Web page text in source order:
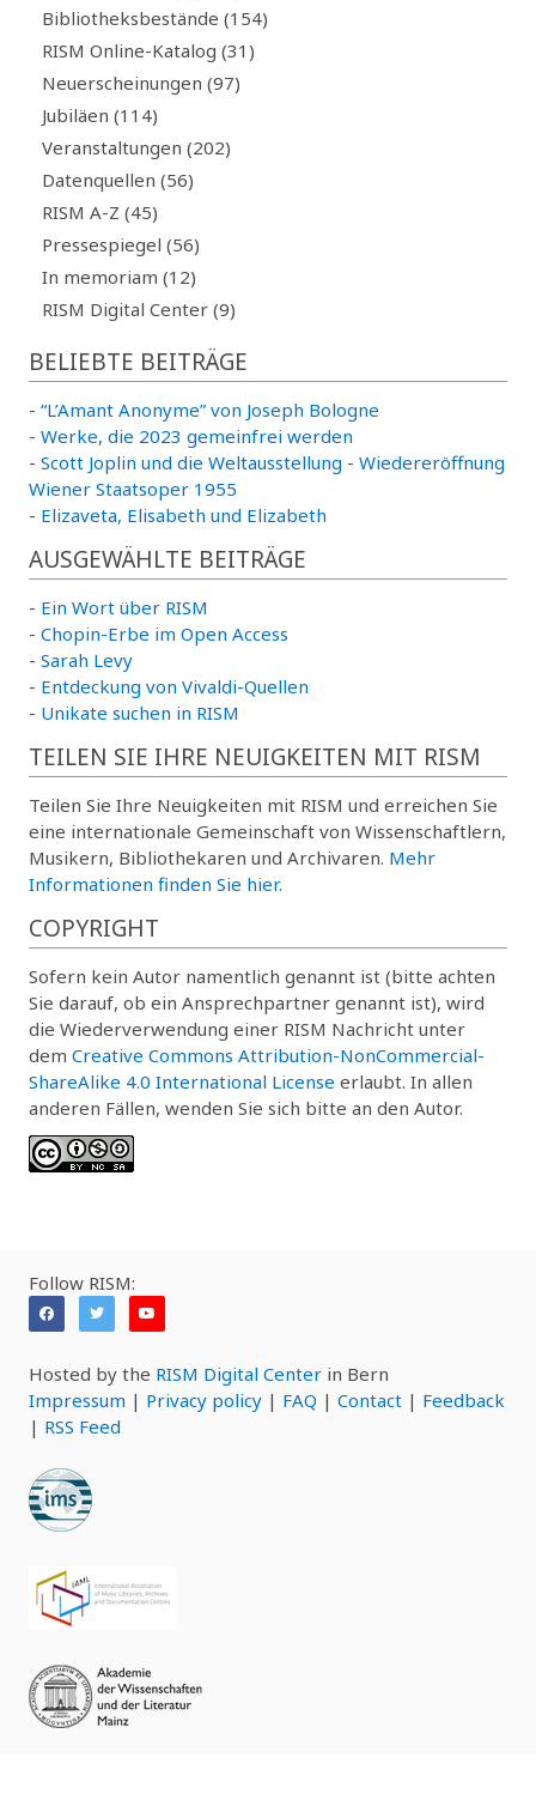
Bibliotheksbestände (154)
RISM Online-Katalog (31)
Neuerscheinungen (97)
Jubiläen (114)
Veranstaltungen (202)
Datenquellen (56)
RISM A-Z (45)
Pressespiegel (56)
In memoriam (12)
RISM Digital Center (9)
BELIEBTE BEITRÄGE
- “L’Amant Anonyme” von Joseph Bologne
- Werke, die 2023 gemeinfrei werden
- Scott Joplin und die Weltausstellung - Wiedereröffnung
Wiener Staatsoper 1955
- Elizaveta, Elisabeth und Elizabeth
AUSGEWÄHLTE BEITRÄGE
- Ein Wort über RISM
- Chopin-Erbe im Open Access
- Sarah Levy
- Entdeckung von Vivaldi-Quellen
- Unikate suchen in RISM
TEILEN SIE IHRE NEUIGKEITEN MIT RISM
Teilen Sie Ihre Neuigkeiten mit RISM und erreichen Sie
eine internationale Gemeinschaft von Wissenschaftlern,
Musikern, Bibliothekaren und Archivaren. Mehr
Informationen finden Sie hier.
COPYRIGHT
Sofern kein Autor namentlich genannt ist (bitte achten
Sie darauf, ob ein Ansprechpartner genannt ist), wird
die Wiederverwendung einer RISM Nachricht unter
dem Creative Commons Attribution-NonCommercial-
ShareAlike 4.0 International License erlaubt. In allen
anderen Fällen, wenden Sie sich bitte an den Autor.
Follow RISM:
Hosted by the RISM Digital Center in Bern
Impressum | Privacy policy | FAQ | Contact | Feedback
| RSS Feed